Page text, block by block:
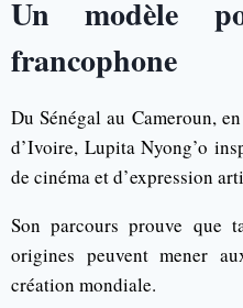
Un modèle
francophone
Du Sénégal au Cameroun,
d’Ivoire, Lupita Nyong’o
de cinéma et d’expression
Son parcours prouve que
origines peuvent mener
création mondiale.